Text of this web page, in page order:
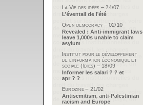
La Vie des idées – 24/07
L’éventail de l’été
Open democracy – 02/10
Revealed : Anti-immigrant laws
leave 1,000s unable to claim
asylum
Institut pour le développement
de l’information économique et
sociale (Idies) – 18/09
Informer les salari ? ? et
apr ? ?
Eurozine – 21/02
Antisemitism, anti-Palestinian
racism and Europe